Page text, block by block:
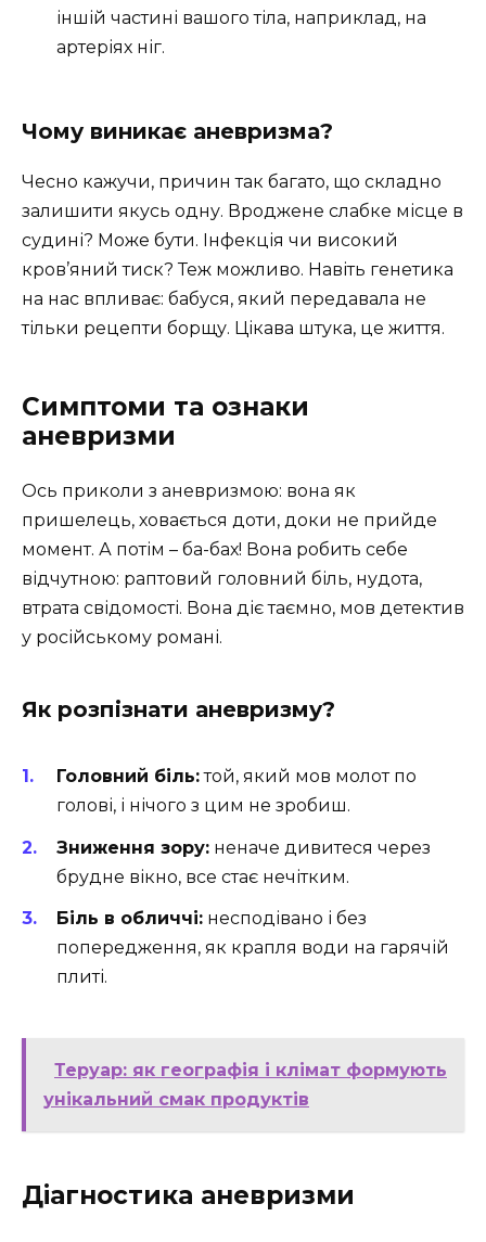
іншій частині вашого тіла, наприклад, на
артеріях ніг.
Чому виникає аневризма?
Чесно кажучи, причин так багато, що складно
залишити якусь одну. Вроджене слабке місце в
судині? Може бути. Інфекція чи високий
кров’яний тиск? Теж можливо. Навіть генетика
на нас впливає: бабуся, який передавала не
тільки рецепти борщу. Цікава штука, це життя.
Симптоми та ознаки
аневризми
Ось приколи з аневризмою: вона як
пришелець, ховається доти, доки не прийде
момент. А потім – ба-бах! Вона робить себе
відчутною: раптовий головний біль, нудота,
втрата свідомості. Вона діє таємно, мов детектив
у російському романі.
Як розпізнати аневризму?
Головний біль:той, який мов молот по
голові, і нічого з цим не зробиш.
Зниження зору: неначе дивитеся через
брудне вікно, все стає нечітким.
Біль в обличчі: несподівано і без
попередження, як крапля води на гарячій
плиті.
Теруар: як географія і клімат формують
унікальний смак продуктів
Діагностика аневризми